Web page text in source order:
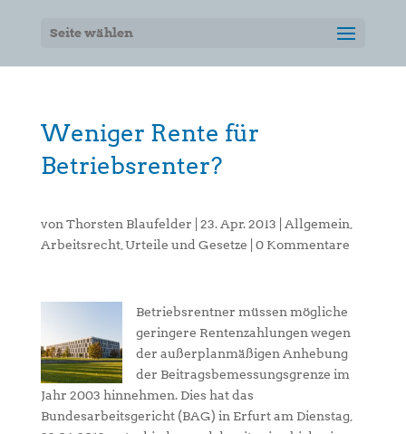
Seite wählen
Weniger Rente für
Betriebsrenter?
von Thorsten Blaufelder 23. Apr. 2013 Allgemein
Arbeitsrecht, Urteile und Gesetze 0 Kommentare
Betriebsrentner müssen mögliche
geringere Rentenzahlungen wegen
der außerplanmäßigen Anhebung
der Beitragsbemessungsgrenze im
Jahr 2003 hinnehmen. Dies hat das
Bundesarbeitsgericht (BAG) in Erfurt am Dienstag,